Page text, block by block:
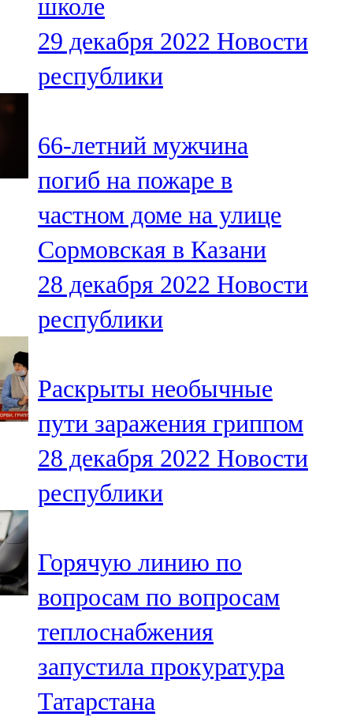
школе
29 декабря 2022 Новости
республики
66-летний мужчина
погиб на пожаре в
частном доме на улице
Сормовская в Казани
28 декабря 2022 Новости
республики
Раскрыты необычные
пути заражения гриппом
28 декабря 2022 Новости
республики
Горячую линию по
вопросам по вопросам
теплоснабжения
запустила прокуратура
Татарстана